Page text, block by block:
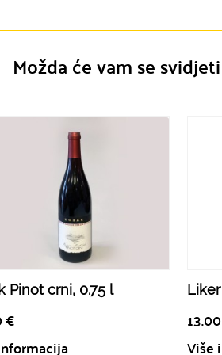
Možda će vam se
Pinot crni, 0.75 l
€
Više